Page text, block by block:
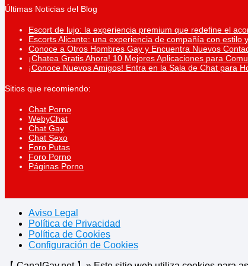
Últimas Noticias del Blog
Escort de lujo: la experiencia premium que redefine el
Escorts Alicante: una experiencia de compañía con estilo
Conoce a Otros Hombres Gay y Encuentra Nuevos
¡Chatea Gratis Ahora! 10 Mejores Aplicaciones para
¡Conoce Nuevos Amigos! Entra en la Sala de Chat para
Sitios que recomiendo:
Chat Porno
WebyChat
Chat Gay
Chat Sexo
Foro Putas
Foro Porno
Páginas Porno
Aviso Legal
Política de Privacidad
Política de Cookies
Configuración de Cookies